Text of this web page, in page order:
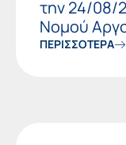
την 24/08/
Νομού
ΠΕΡΙΣΣΟΤΕΡΑ